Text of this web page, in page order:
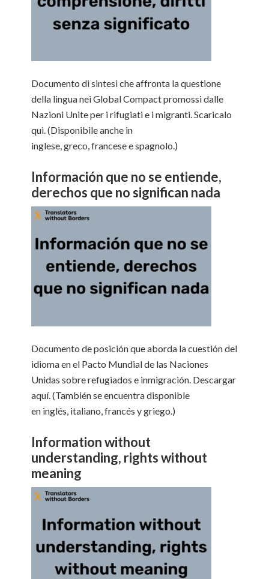
Documento di sintesi che affronta la questione
della lingua nei Global Compact promossi dalle
Nazioni Unite per i rifugiati e i migranti. Scaricalo
qui. (Disponibile anche in
inglese, greco, francese e spagnolo.)
Información que no se entiende,
derechos que no significan nada
Documento de posición que aborda la cuestión del
idioma en el Pacto Mundial de las Naciones
Unidas sobre refugiados e inmigración. Descargar
aquí. (También se encuentra disponible
en inglés, italiano, francés y griego.)
Information without
understanding, rights without
meaning